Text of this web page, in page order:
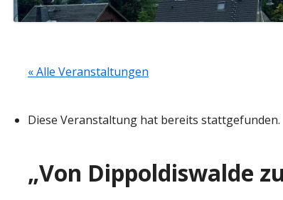
« Alle Veranstaltungen
Diese Veranstaltung hat bereits stattgefunden.
„Von Dippoldiswalde